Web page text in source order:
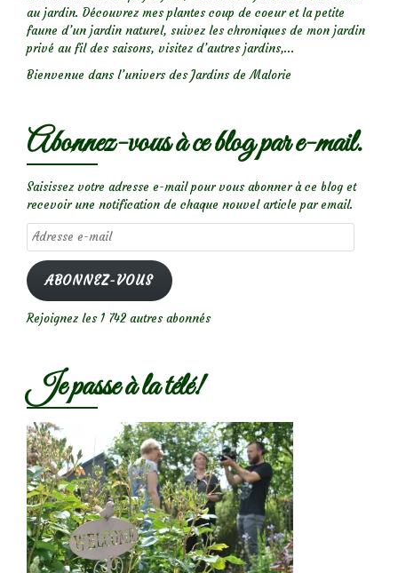
au jardin. Découvrez mes plantes coup de coeur et la petite
faune d’un jardin naturel, suivez les chroniques de mon jardin
privé au fil des saisons, visitez d’autres jardins,...
Bienvenue dans l’univers des Jardins de Malorie
Abonnez-vous à ce blog par e-mail.
Saisissez votre adresse e-mail pour vous abonner à ce blog et
recevoir une notification de chaque nouvel article par email.
Adresse
e-
mail
ABONNEZ-VOUS
Rejoignez les 1 742 autres abonnés
Je passe à la télé!